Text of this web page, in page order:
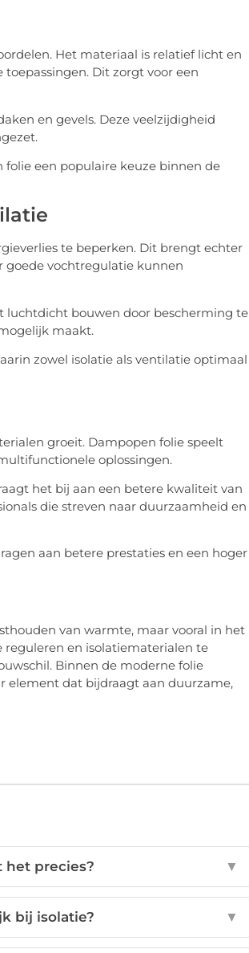
Het materiaal is relatief licht en
Dit zorgt voor een
en gevels. Deze veelzijdigheid
een populaire keuze binnen de
te beperken. Dit brengt echter
goede vochtregulatie kunnen
luchtdicht bouwen door bescherming te
maakt.
zowel isolatie als ventilatie optimaal
groeit. Dampopen folie speelt
oplossingen.
het bij aan een betere kwaliteit van
die streven naar duurzaamheid en
aan betere prestaties en een hoger
van warmte, maar vooral in het
reguleren en isolatiematerialen te
Binnen de moderne folie
element dat bijdraagt aan duurzame,
het precies? ▼
bij isolatie? ▼